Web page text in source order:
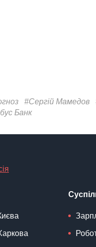
#Сергій Мамедов
Банк